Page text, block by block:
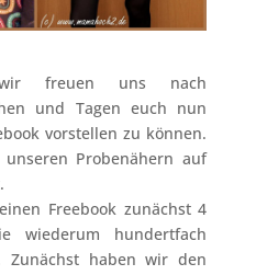
freuen uns nach
und Tagen euch nun
vorstellen zu können.
Probenähern auf
Freebook zunächst 4
wiederum hundertfach
Zunächst haben wir den